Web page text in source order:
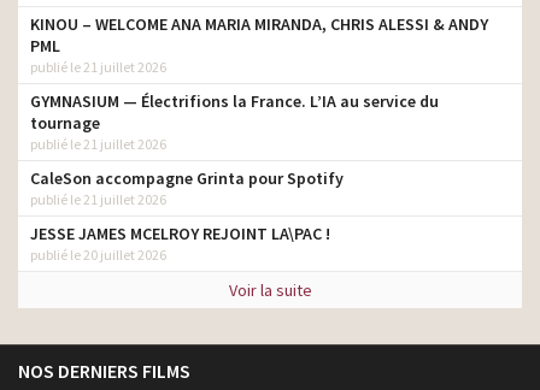
KINOU – WELCOME ANA MARIA MIRANDA, CHRIS ALESSI & ANDY
PML
publié le 21 juillet 2026
GYMNASIUM — Électrifions la France. L’IA au service du
tournage
publié le 21 juillet 2026
CaleSon accompagne Grinta pour Spotify
publié le 21 juillet 2026
JESSE JAMES MCELROY REJOINT LA\PAC !
publié le 20 juillet 2026
Voir la suite
NOS DERNIERS FILMS